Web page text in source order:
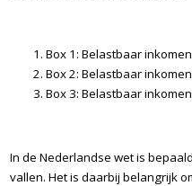
Box 1: Belastbaar
Box 2: Belastbaar
Box 3: Belastbaar
In de Nederlandse wet is
vallen. Het is daarbij belangrijk